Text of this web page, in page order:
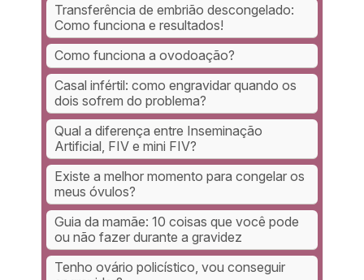
Transferência de embrião descongelado:
Como funciona e resultados!
Como funciona a ovodoação?
Casal infértil: como engravidar quando os
dois sofrem do problema?
Qual a diferença entre Inseminação
Artificial, FIV e mini FIV?
Existe a melhor momento para congelar os
meus óvulos?
Guia da mamãe: 10 coisas que você pode
ou não fazer durante a gravidez
Tenho ovário policístico, vou conseguir